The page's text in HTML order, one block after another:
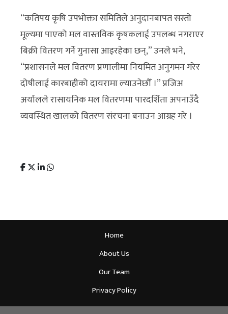
“कतिपय कृषि उपभोक्ता समितिले अनुदानबापत सस्तो
मूल्यमा पाएको मल वास्तविक कृषकलाई उपलब्ध नगराएर
बिक्री वितरण गर्ने गुनासा आइरहेका छन्,” उनले भने,
“प्रशासनले मल वितरण प्रणालीमा नियमित अनुगमन गरेर
दोषीलाई कारबाहीको दायरामा ल्याउनेछौँ ।” प्रजिअ
अर्यालले रासायनिक मल वितरणमा पारदर्शिता अपनाउँदै
व्यवस्थित खालको वितरण संरचना बनाउन आग्रह गरे ।
Home
About Us
Our Team
Privacy Policy